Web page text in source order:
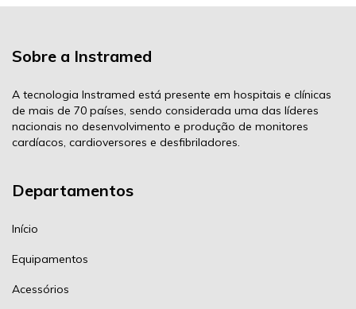
Sobre a Instramed
A tecnologia Instramed está presente em hospitais e clínicas
de mais de 70 países, sendo considerada uma das líderes
nacionais no desenvolvimento e produção de monitores
cardíacos, cardioversores e desfibriladores.
Departamentos
Início
Equipamentos
Acessórios